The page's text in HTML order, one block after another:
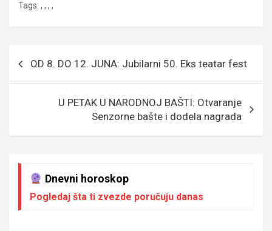
ce
o
o
g
e
g
er
A
p
p
Tags: , , , ,
чланка
OD 8. DO 12. JUNA: Jubilarni 50. Eks teatar fest
U PETAK U NARODNOJ BAŠTI: Otvaranje
Senzorne bašte i dodela nagrada
Dnevni horoskop
Pogledaj šta ti zvezde poručuju danas